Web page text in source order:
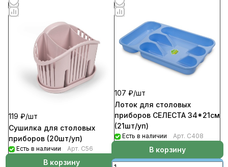
119 ₽/шт
Сушилка для столовых
приборов (20шт/уп)
Есть в наличии Арт. С56
В корзину
107 ₽/шт
Лоток для столовых
приборов СЕЛЕСТА 34*21см
(21шт/уп)
Есть в наличии Арт. С408
В корзину